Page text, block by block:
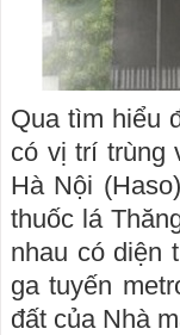
Qua tìm hiểu
có vị trí trùng
Hà Nội
thuốc lá
nhau có diện
ga tuyến
đất của Nhà